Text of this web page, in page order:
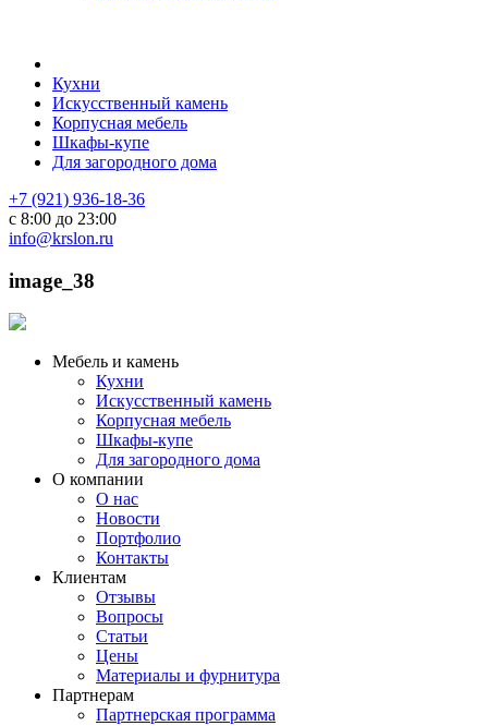
Кухни
Искусственный камень
Корпусная мебель
Шкафы-купе
Для загородного дома
+7 (921) 936-18-36
с 8:00 до 23:00
info@krslon.ru
image_38
Мебель и камень
Кухни
Искусственный камень
Корпусная мебель
Шкафы-купе
Для загородного дома
О компании
О нас
Новости
Портфолио
Контакты
Клиентам
Отзывы
Вопросы
Статьи
Цены
Материалы и фурнитура
Партнерам
Партнерская программа